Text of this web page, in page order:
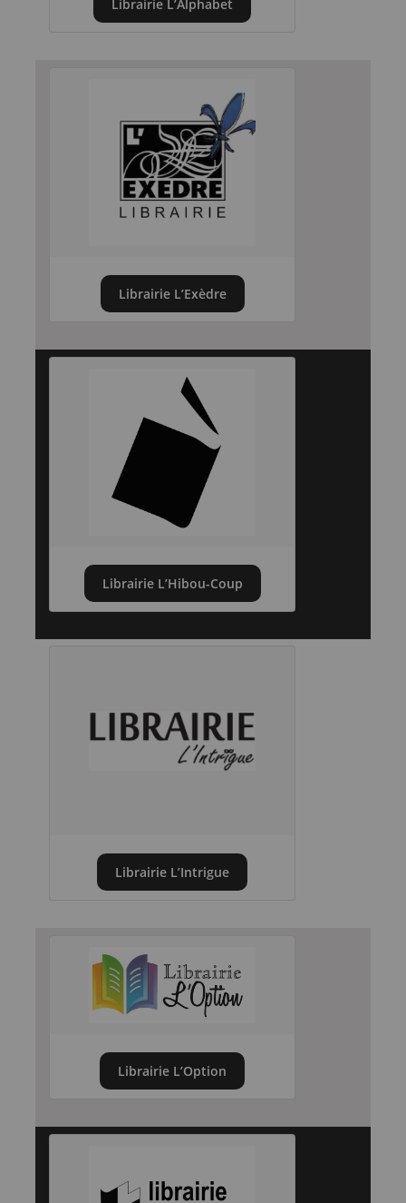
Librairie L’Alphabet
Librairie L’Exèdre
Librairie L’Hibou-Coup
Librairie L’Intrigue
Librairie L’Option